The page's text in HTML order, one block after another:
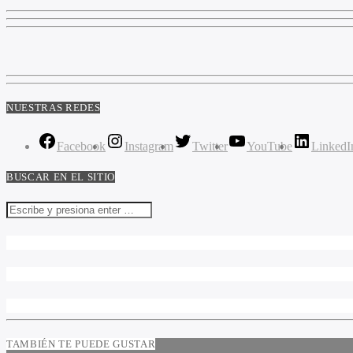
NUESTRAS REDES
Facebook Instagram Twitter YouTube
BUSCAR EN EL SITIO
TAMBIÉN TE PUEDE GUSTAR